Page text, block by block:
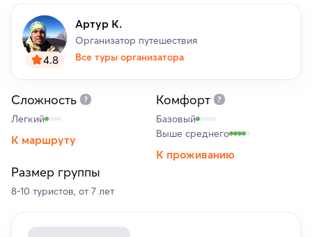
4.8
Артур К.
Организатор путешествия
Все туры организатора
Сложность
Легкий
К маршруту
Комфорт
Базовый
Выше среднего
К проживанию
Размер группы
8-10 туристов, от 7 лет